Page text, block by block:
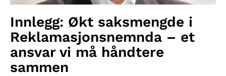
Innlegg: Økt saksmengde i
Reklamasjonsnemnda – et
ansvar vi må håndtere
sammen